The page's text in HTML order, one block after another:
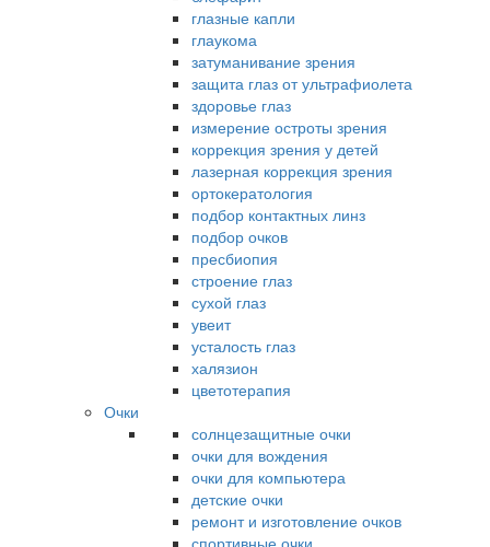
глазные капли
глаукома
затуманивание зрения
защита глаз от ультрафиолета
здоровье глаз
измерение остроты зрения
коррекция зрения у детей
лазерная коррекция зрения
ортокератология
подбор контактных линз
подбор очков
пресбиопия
строение глаз
сухой глаз
увеит
усталость глаз
халязион
цветотерапия
Очки
солнцезащитные очки
очки для вождения
очки для компьютера
детские очки
ремонт и изготовление очков